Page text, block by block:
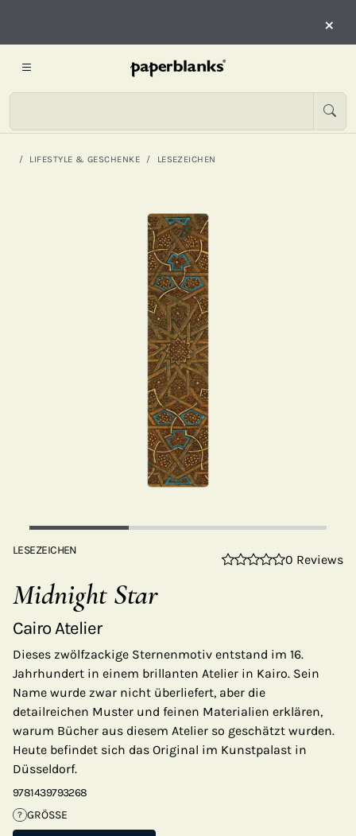
×
LIFESTYLE & GESCHENKE LESEZEICHEN
LESEZEICHEN
0 Reviews
Midnight Star
Cairo Atelier
Dieses zwölfzackige Sternenmotiv entstand im 16.
Jahrhundert in einem brillanten Atelier in Kairo. Sein
Name wurde zwar nicht überliefert, aber die
detailreichen Muster und feinen Materialien erklären,
warum Bücher aus diesem Atelier so geschätzt wurden.
Heute befindet sich das Original im Kunstpalast in
Düsseldorf.
9781439793268
? GRÖSSE